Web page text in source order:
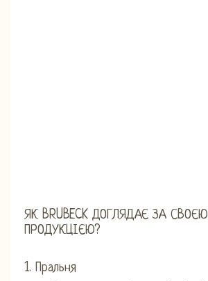
ЯК BRUBECK ДОГЛЯДАЄ ЗА СВОЄЮ
ПРОДУКЦІЄЮ?
1. Пральня